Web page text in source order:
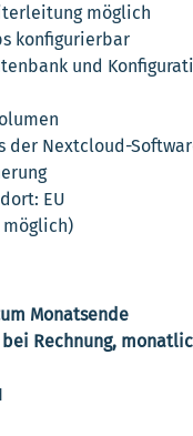
möglich
konfigurierbar
und
der Nextcloud-
EU
möglich)
Monatsende
Rechnung,